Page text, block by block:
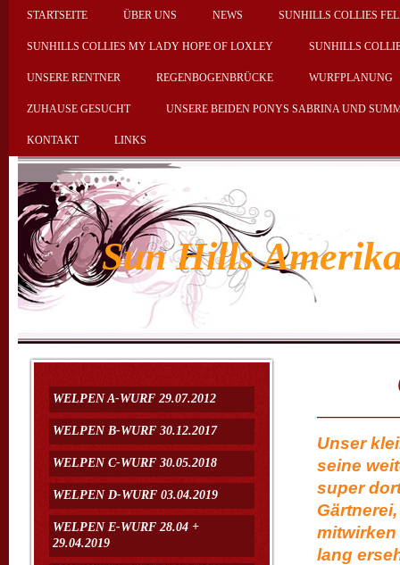
STARTSEITE ÜBER UNS NEWS SUNHILLS COLLIES
SUNHILLS COLLIES MY LADY HOPE OF LOXLEY SUNHILLS
UNSERE RENTNER REGENBOGENBRÜCKE WURFPLANUNG
ZUHAUSE GESUCHT UNSERE BEIDEN PONYS SABRINA UND
KONTAKT LINKS
Sun Hills
WELPEN A-WURF 29.07.2012
WELPEN B-WURF 30.12.2017
WELPEN C-WURF 30.05.2018
WELPEN D-WURF 03.04.2019
WELPEN E-WURF 28.04 +
29.04.2019
Unser
seine
super
lang